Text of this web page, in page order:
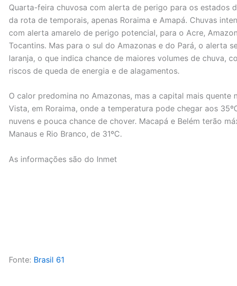
Quarta-feira chuvosa com alerta de perigo para os estados
da rota de temporais, apenas Roraima e Amapá. Chuvas
com alerta amarelo de perigo potencial, para o Acre,
Tocantins. Mas para o sul do Amazonas e do Pará, o alerta
laranja, o que indica chance de maiores volumes de chuva,
riscos de queda de energia e de alagamentos.
O calor predomina no Amazonas, mas a capital mais quente
Vista, em Roraima, onde a temperatura pode chegar aos
nuvens e pouca chance de chover. Macapá e Belém terão
Manaus e Rio Branco, de 31ºC.
As informações são do Inmet
Fonte: Brasil 61